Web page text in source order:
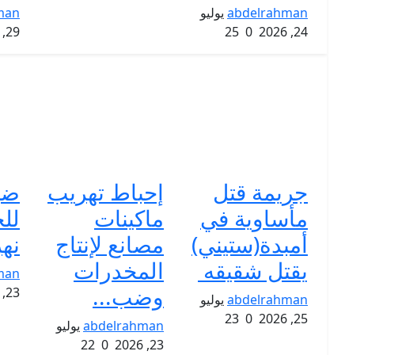
abdelrahman يوليو
24, 2026
29, 2026
جريمة قتل
مأساوية في
أمبدة(ستيني)
يقتل شقيقه
abdelrahman يوليو
25, 2026
إحباط تهريب
ماكينات
مصانع لإنتاج
المخدرات
وضب...
abdelrahman يوليو
23, 2026
23, 2026